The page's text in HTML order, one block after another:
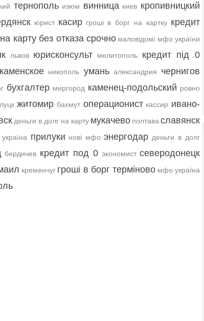
тернополь изюм винница киев кропивницкий
юрист касир гроші в борг на картку кредит
карту без отказа срочно маловідомі мфо україни
львов юрисконсульт мелитополь кредит під 0
каменское никополь умань александрия чернигов
бухгалтер миргород каменец-подольский ровно
луцк житомир бахмут операционист кассир ивано-
деньги в долг на карту мукачево полтава славянск
прилуки нові мфо энергодар деньги в долг
бердичев кредит под 0 экономист северодонецк
кременчуг гроші в борг терміново мфо україна